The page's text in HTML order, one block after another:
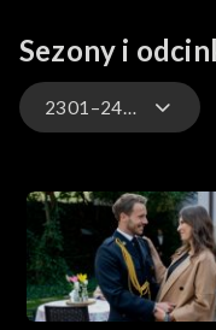
w Borkach Kuczma znów
Sezony i
2301–2400
3201-3300
3101-3200